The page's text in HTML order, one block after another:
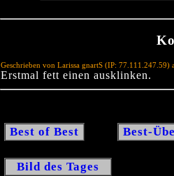
Geschrieben von Larissa gnartS (IP:
Erstmal fett einen ausklinken.
Best of Best Best-
Bild des Tages